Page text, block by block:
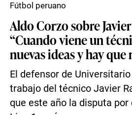
Aldo Corzo sobre
“Cuando viene un
nuevas ideas y hay que
El defensor de Universitario
trabajo del técnico Javier
que este año la disputa
Fútbol peruano